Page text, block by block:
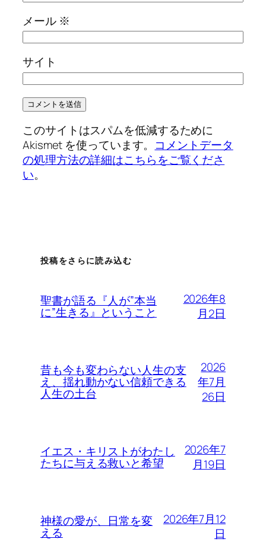
メール ※
サイト
このサイトはスパムを低減するために
Akismet を使っています。 コメントデータ
の処理方法の詳細はこちらをご覧くださ
い。
投稿をさらに読み込む
聖書が語る『人が”本当
に”生きる』ということ
2026年8
月2日
昔も今も変わらない人生の支
え、揺れ動かない信頼できる
人生の土台
2026
年7月
26日
イエス・キリストがわたし
たちに与える救いと希望
2026年7
月19日
神様の愛が、日常を変
える
2026年7月12
日